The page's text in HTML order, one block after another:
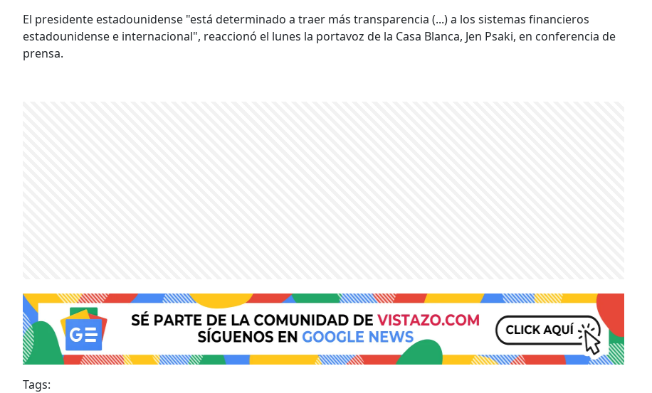
El presidente estadounidense "está determinado a traer más transparencia (...) a los sistemas financieros
estadounidense e internacional", reaccionó el lunes la portavoz de la Casa Blanca, Jen Psaki, en conferencia de
prensa.
Tags: